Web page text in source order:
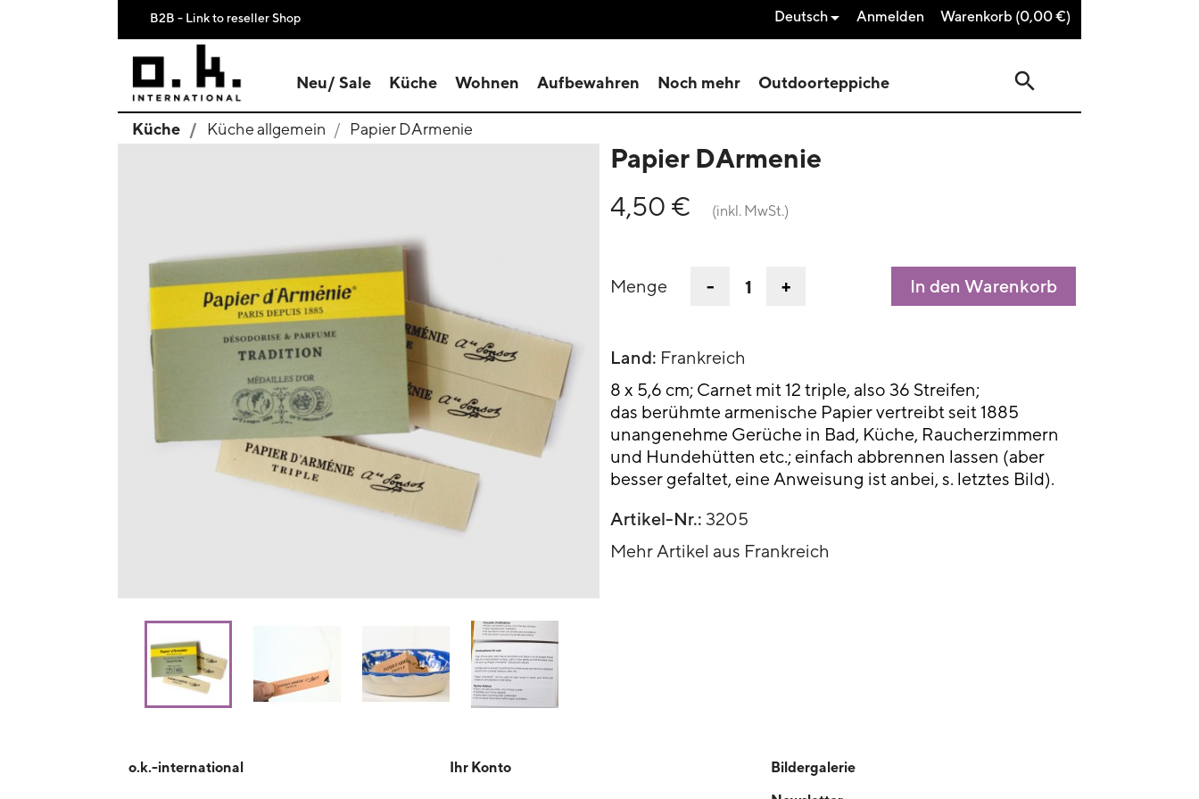
B2B - Link to reseller Shop Deutsch Anmelden Warenkorb (0,00 €)
Neu/ Sale Küche Wohnen Aufbewahren Noch mehr Outdoorteppiche search
Küche Küche allgemein Papier DArmenie
Papier DArmenie
4,50 €
(inkl. MwSt.)
Menge - + In den Warenkorb
Land: Frankreich
8 x 5,6 cm; Carnet mit 12 triple, also 36 Streifen;
das berühmte armenische Papier vertreibt seit 1885
unangenehme Gerüche in Bad, Küche, Raucherzimmern
und Hundehütten etc.; einfach abbrennen lassen (aber
besser gefaltet, eine Anweisung ist anbei, s. letztes Bild).
Artikel-Nr.: 3205
Mehr Artikel aus Frankreich
o.k.-international Ihr Konto
Bildergalerie